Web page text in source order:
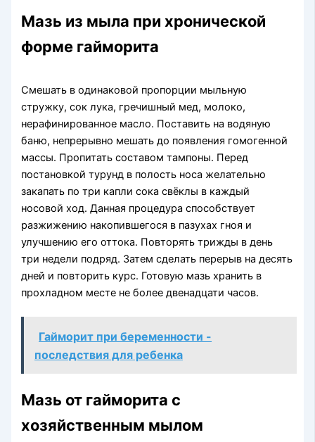
Мазь из мыла при хронической
форме гайморита
Смешать в одинаковой пропорции мыльную
стружку, сок лука, гречишный мед, молоко,
нерафинированное масло. Поставить на водяную
баню, непрерывно мешать до появления гомогенной
массы. Пропитать составом тампоны. Перед
постановкой турунд в полость носа желательно
закапать по три капли сока свёклы в каждый
носовой ход. Данная процедура способствует
разжижению накопившегося в пазухах гноя и
улучшению его оттока. Повторять трижды в день
три недели подряд. Затем сделать перерыв на десять
дней и повторить курс. Готовую мазь хранить в
прохладном месте не более двенадцати часов.
Гайморит при беременности -
последствия для ребенка
Мазь от гайморита с
хозяйственным мылом